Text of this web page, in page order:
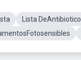
Lista